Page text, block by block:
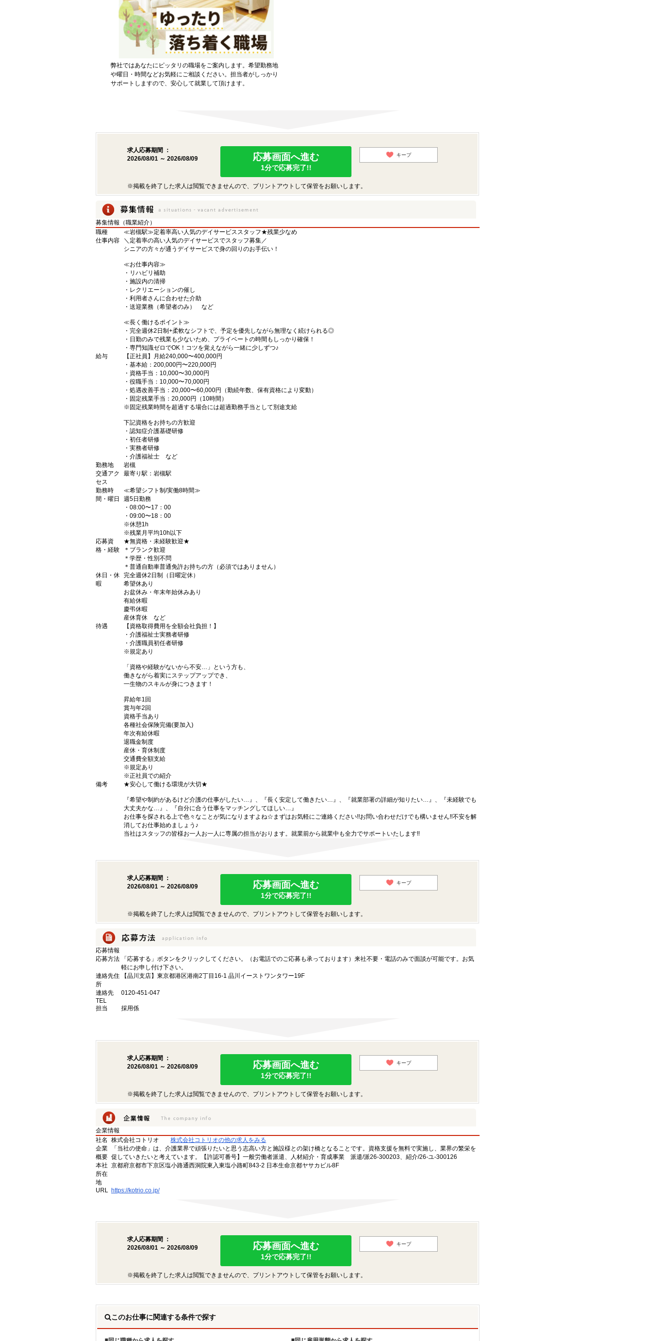
弊社ではあなたにピッタリの職場をご案内します。希望勤務地
や曜日・時間などお気軽にご相談ください。担当者がしっかり
サポートしますので、安心して就業して頂けます。
求人応募期間 ：
2026/08/01 ～ 2026/08/09
応募画面へ進む
1分で応募完了!!
キープ
※掲載を終了した求人は閲覧できませんので、プリントアウトして保管をお願いします。
募集情報（職業紹介）
職種
≪岩槻駅≫定着率高い人気のデイサービススタッフ★残業少なめ
仕事内容
＼定着率の高い人気のデイサービスでスタッフ募集／
シニアの方々が通うデイサービスで身の回りのお手伝い！
≪お仕事内容≫
・リハビリ補助
・施設内の清掃
・レクリエーションの催し
・利用者さんに合わせた介助
・送迎業務（希望者のみ） など
≪長く働けるポイント≫
・完全週休2日制+柔軟なシフトで、予定を優先しながら無理なく続けられる◎
・日勤のみで残業も少ないため、プライベートの時間もしっかり確保！
・専門知識ゼロでOK！コツを覚えながら一緒に少しずつ♪
給与
【正社員】月給240,000〜400,000円
・基本給：200,000円〜220,000円
・資格手当：10,000〜30,000円
・役職手当：10,000〜70,000円
・処遇改善手当：20,000〜60,000円（勤続年数、保有資格により変動）
・固定残業手当：20,000円（10時間）
※固定残業時間を超過する場合には超過勤務手当として別途支給
下記資格をお持ちの方歓迎
・認知症介護基礎研修
・初任者研修
・実務者研修
・介護福祉士 など
勤務地
岩槻
交通アク
セス
最寄り駅：岩槻駅
勤務時
間・曜日
≪希望シフト制/実働8時間≫
週5日勤務
・08:00〜17：00
・09:00〜18：00
※休憩1h
※残業月平均10h以下
応募資
格・経験
★無資格・未経験歓迎★
＊ブランク歓迎
＊学歴・性別不問
＊普通自動車普通免許お持ちの方（必須ではありません）
休日・休
暇
完全週休2日制（日曜定休）
希望休あり
お盆休み・年末年始休みあり
有給休暇
慶弔休暇
産休育休 など
待遇
【資格取得費用を全額会社負担！】
・介護福祉士実務者研修
・介護職員初任者研修
※規定あり
「資格や経験がないから不安…」という方も、
働きながら着実にステップアップでき、
一生物のスキルが身につきます！
昇給年1回
賞与年2回
資格手当あり
各種社会保険完備(要加入)
年次有給休暇
退職金制度
産休・育休制度
交通費全額支給
※規定あり
※正社員での紹介
備考
★安心して働ける環境が大切★
『希望や制約があるけど介護の仕事がしたい…』、『長く安定して働きたい…』、『就業部署の詳細が知りたい…』、『未経験でも
大丈夫かな…』、『自分に合う仕事をマッチングしてほしい…』
お仕事を探される上で色々なことが気になりますよね☆まずはお気軽にご連絡ください!!お問い合わせだけでも構いません!!不安を解
消してお仕事始めましょう♪
当社はスタッフの皆様お一人お一人に専属の担当がおります。就業前から就業中も全力でサポートいたします!!
求人応募期間 ：
2026/08/01 ～ 2026/08/09
応募画面へ進む
1分で応募完了!!
キープ
※掲載を終了した求人は閲覧できませんので、プリントアウトして保管をお願いします。
応募情報
応募方法
「応募する」ボタンをクリックしてください。（お電話でのご応募も承っております）来社不要・電話のみで面談が可能です。お気
軽にお申し付け下さい。
連絡先住
所
【品川支店】東京都港区港南2丁目16-1 品川イーストワンタワー19F
連絡先
TEL
0120-451-047
担当 採用係
求人応募期間 ：
2026/08/01 ～ 2026/08/09
応募画面へ進む
1分で応募完了!!
キープ
※掲載を終了した求人は閲覧できませんので、プリントアウトして保管をお願いします。
企業情報
社名
株式会社コトリオ
株式会社コトリオの他の求人をみる
企業
概要
「当社の使命」は、介護業界で頑張りたいと思う志高い方と施設様との架け橋となることです。資格支援を無料で実施し、業界の繁栄を
促していきたいと考えています。【許認可番号】一般労働者派遣、人材紹介・育成事業 派遣/派26-300203、紹介/26-ユ-300126
本社
所在
地
京都府京都市下京区塩小路通西洞院東入東塩小路町843-2 日本生命京都ヤサカビル8F
URL https://kotrio.co.jp/
求人応募期間 ：
2026/08/01 ～ 2026/08/09
応募画面へ進む
1分で応募完了!!
キープ
※掲載を終了した求人は閲覧できませんので、プリントアウトして保管をお願いします。
このお仕事に関連する条件で探す